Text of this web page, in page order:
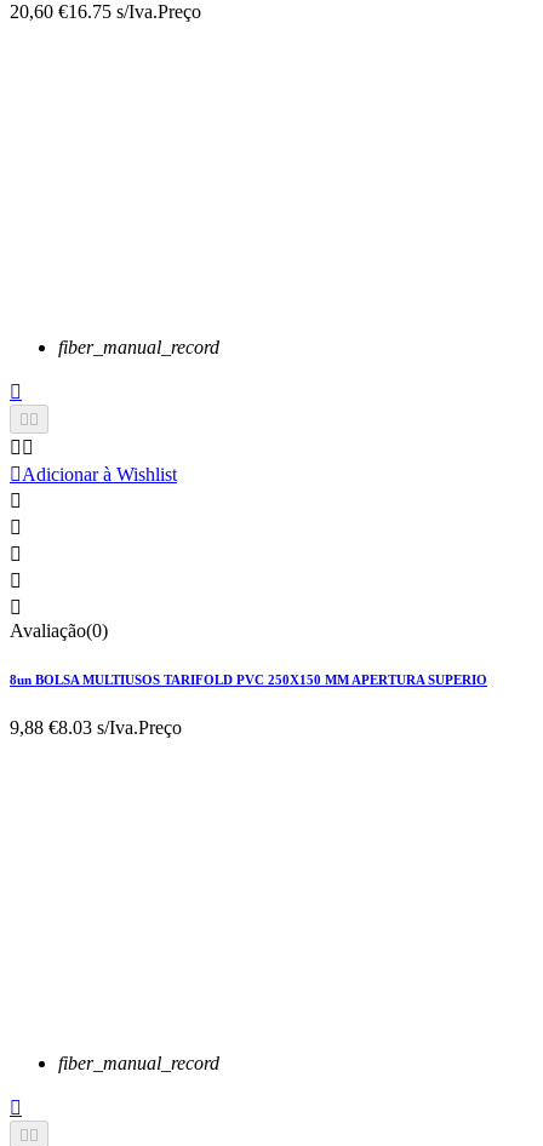
20,60 €16.75 s/Iva.Preço
fiber_manual_record

 
 
Adicionar à Wishlist





Avaliação(0)
8un BOLSA MULTIUSOS TARIFOLD PVC 250X150 MM APERTURA SUPERIO
9,88 €8.03 s/Iva.Preço
fiber_manual_record

 